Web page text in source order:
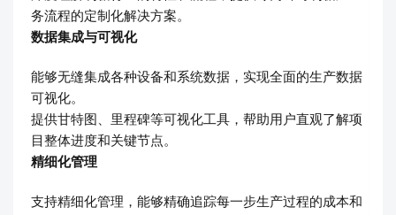
务流程的定制化解决方案。
数据集成与可视化
能够无缝集成各种设备和系统数据，实现全面的生产数据
可视化。
提供甘特图、里程碑等可视化工具，帮助用户直观了解项
目整体进度和关键节点。
精细化管理
支持精细化管理，能够精确追踪每一步生产过程的成本和